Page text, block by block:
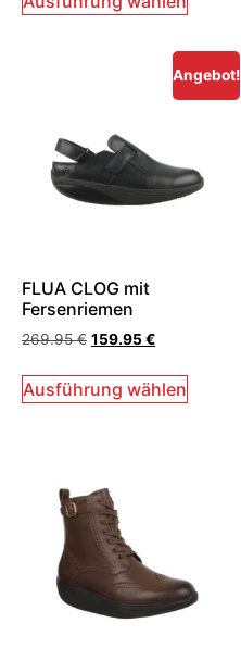
Angebot!
FLUA CLOG mit
Fersenriemen
269.95€ 159.95€
Ausführung wählen